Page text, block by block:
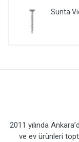
Sunta
2011 yılında
ve ev ürünleri